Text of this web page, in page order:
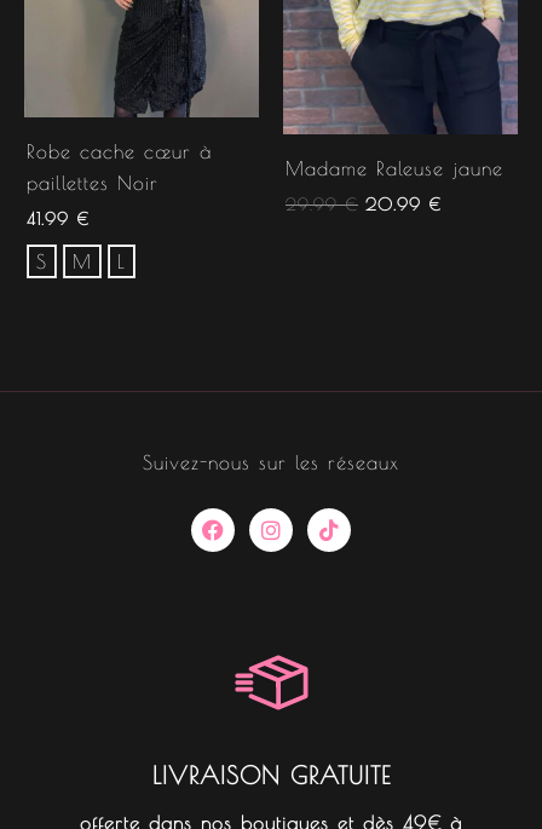
Robe cache cœur à
paillettes Noir
41.99 €
S M L
Madame Raleuse jaune
29.99€ 20.99 €
Suivez-nous sur les réseaux
F
a
c
I
n
s
a
m
T
i
k
LIVRAISON GRATUITE
offerte dans nos boutiques et dès 49€ à